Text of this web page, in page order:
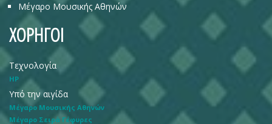
Μέγαρο Μουσικής Αθηνών
ΧΟΡΗΓΟΙ
Τεχνολογία
HP
Υπό την αιγίδα
Μέγαρο Μουσικής Αθηνών
Μέγαρο Σειρά Γέφυρες